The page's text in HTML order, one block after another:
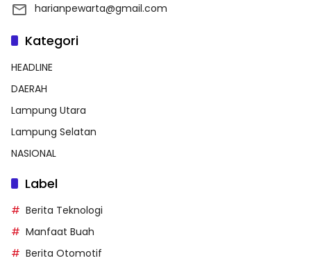
harianpewarta@gmail.com
Kategori
HEADLINE
DAERAH
Lampung Utara
Lampung Selatan
NASIONAL
Label
Berita Teknologi
Manfaat Buah
Berita Otomotif